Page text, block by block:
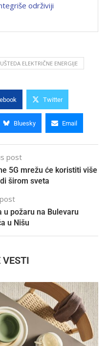
održiviji
UŠTEDA ELEKTRIČNE ENERGIJE
Twitter
Bluesky Email
post
5G mrežu će koristiti više
širom sveta
u požaru na Bulevaru
u Nišu
VESTI